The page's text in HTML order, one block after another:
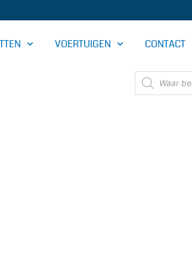
VOERTUIGEN CONTACT
Producten
zoeken